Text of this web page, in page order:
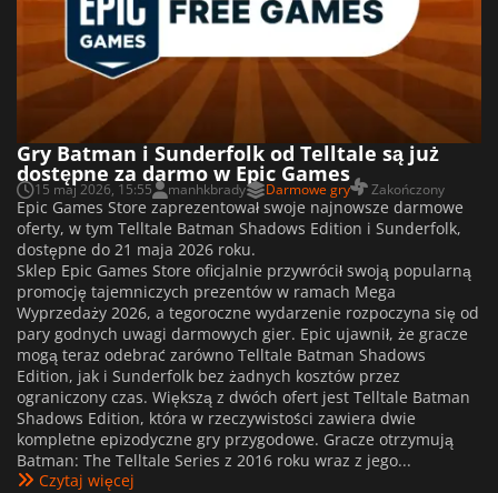
Gry Batman i Sunderfolk od Telltale są już
dostępne za darmo w Epic Games
15 maj 2026, 15:55 manhkbrady Darmowe gry Zakończony
Epic Games Store zaprezentował swoje najnowsze darmowe
oferty, w tym Telltale Batman Shadows Edition i Sunderfolk,
dostępne do 21 maja 2026 roku.
Sklep Epic Games Store oficjalnie przywrócił swoją popularną
promocję tajemniczych prezentów w ramach Mega
Wyprzedaży 2026, a tegoroczne wydarzenie rozpoczyna się od
pary godnych uwagi darmowych gier. Epic ujawnił, że gracze
mogą teraz odebrać zarówno Telltale Batman Shadows
Edition, jak i Sunderfolk bez żadnych kosztów przez
ograniczony czas. Większą z dwóch ofert jest Telltale Batman
Shadows Edition, która w rzeczywistości zawiera dwie
kompletne epizodyczne gry przygodowe. Gracze otrzymują
Batman: The Telltale Series z 2016 roku wraz z jego...
Czytaj więcej